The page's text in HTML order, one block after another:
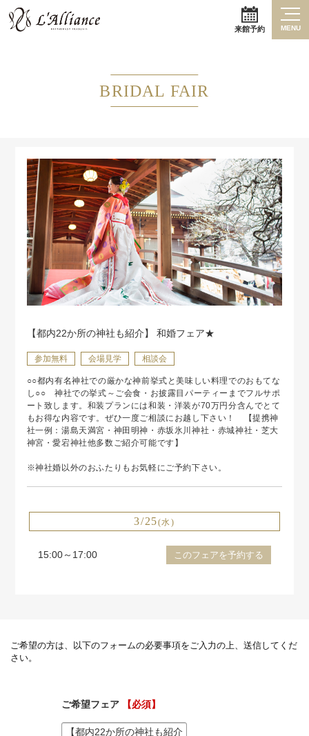
来館予約 MENU
BRIDAL FAIR
【都内22か所の神社も紹介】 和婚フェア★
参加無料 会場見学 相談会
○○都内有名神社での厳かな神前挙式と美味しい料理でのおもてな
し○○ 神社での挙式～ご会食・お披露目パーティーまでフルサポ
ート致します。和装プランには和装・洋装が70万円分含んでとて
もお得な内容です。ぜひ一度ご相談にお越し下さい！ 【提携神
社一例：湯島天満宮・神田明神・赤坂氷川神社・赤城神社・芝大
神宮・愛宕神社他多数ご紹介可能です】
※神社婚以外のおふたりもお気軽にご予約下さい。
3/25(水)
15:00～17:00 このフェアを予約する